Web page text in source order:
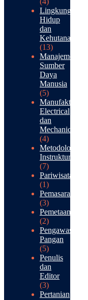
Lingkungan
Hidup
dan
Kehutanan
(13)
Manajemen
Sumber
Daya
Manusia
(5)
Manufaktur:
Electrical
dan
Mechanical
(4)
Metodologi
Instruktur
(7)
Pariwisata
(1)
Pemasaran
(3)
Pemetaan
(2)
Pengawasan
Pangan
(5)
Penulis
dan
Editor
(3)
Pertanian